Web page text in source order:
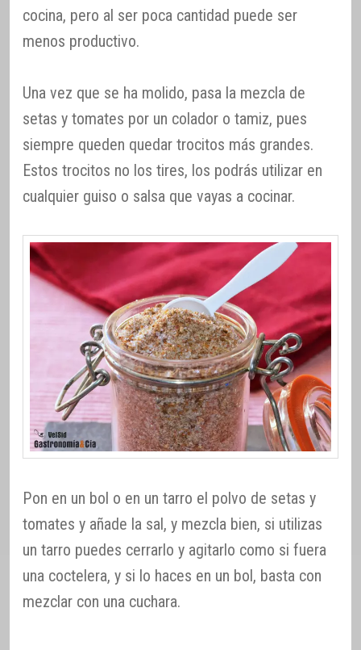
cocina, pero al ser poca cantidad puede ser
menos productivo.
Una vez que se ha molido, pasa la mezcla de
setas y tomates por un colador o tamiz, pues
siempre queden quedar trocitos más grandes.
Estos trocitos no los tires, los podrás utilizar en
cualquier guiso o salsa que vayas a cocinar.
Pon en un bol o en un tarro el polvo de setas y
tomates y añade la sal, y mezcla bien, si utilizas
un tarro puedes cerrarlo y agitarlo como si fuera
una coctelera, y si lo haces en un bol, basta con
mezclar con una cuchara.